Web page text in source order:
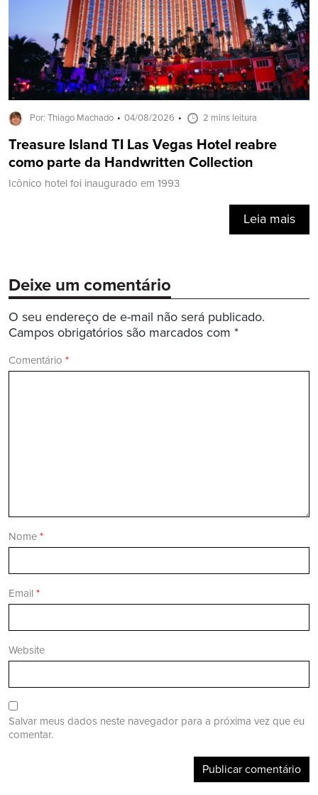
Por: Thiago Machado 04/08/2026 2 mins leitura
Treasure Island TI Las Vegas Hotel reabre
como parte da Handwritten Collection
Icônico hotel foi inaugurado em 1993
Leia mais
Deixe um comentário
O seu endereço de e-mail não será publicado.
Campos obrigatórios são marcados com *
Comentário *
Nome *
Email *
Website
Salvar meus dados neste navegador para a próxima vez que eu
comentar.